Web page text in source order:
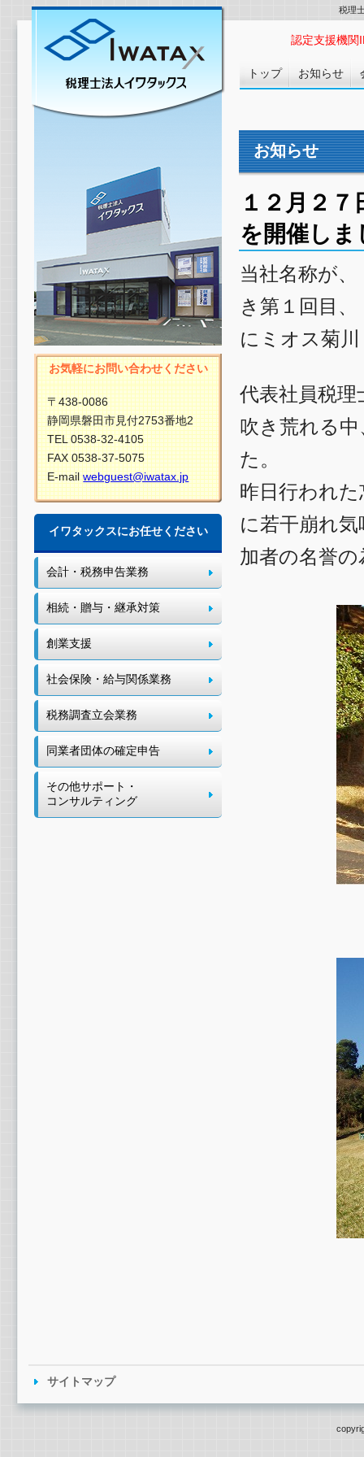
税理
認定支援機関
お知らせ
１２月２
を開催しま
当社名称が
き第１回目
にミオス菊
代表社員税
吹き荒れる
た。
昨日行われ
に若干崩れ
加者の名誉
トップ お知らせ
お気軽にお問い合わせください
〒438-0086
静岡県磐田市見付2753番地2
TEL 0538-32-4105
FAX 0538-37-5075
E-mailwebguest@iwatax.jp
イワタックスにお任せください
会計・税務申告業務
相続・贈与・継承対策
創業支援
社会保険・給与関係業務
税務調査立会業務
同業者団体の確定申告
その他サポート・
コンサルティング
サイトマップ